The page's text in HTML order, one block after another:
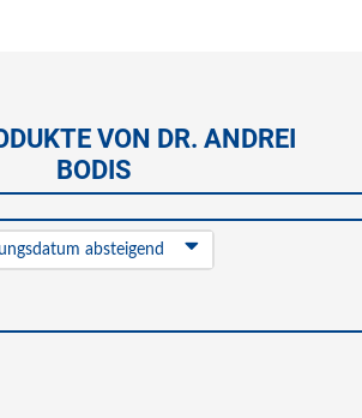
VON DR. ANDREI
BODIS
absteigend